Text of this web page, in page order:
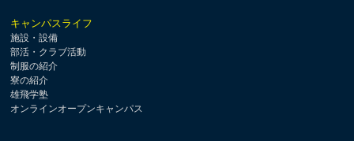
キャンパスライフ
施設・設備
部活・クラブ活動
制服の紹介
寮の紹介
雄飛学塾
オンラインオープンキャンパス